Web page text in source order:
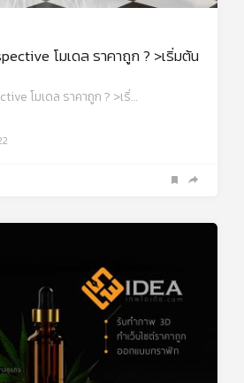
โมเดล ราคาถูก ? >เริ่มต้น
โมเดล ราคาถูก ? >เริ่…